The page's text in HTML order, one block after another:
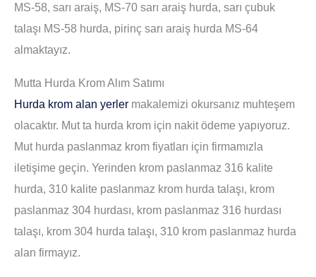
MS-58, sarı araiş, MS-70 sarı araiş hurda, sarı çubuk
talaşı MS-58 hurda, pirinç sarı araiş hurda MS-64
almaktayız.
Mutta Hurda Krom Alım Satımı
Hurda krom alan yerler makalemizi okursanız muhteşem
olacaktır. Mut ta hurda krom için nakit ödeme yapıyoruz.
Mut hurda paslanmaz krom fiyatları için firmamızla
iletişime geçin. Yerinden krom paslanmaz 316 kalite
hurda, 310 kalite paslanmaz krom hurda talaşı, krom
paslanmaz 304 hurdası, krom paslanmaz 316 hurdası
talaşı, krom 304 hurda talaşı, 310 krom paslanmaz hurda
alan firmayız.